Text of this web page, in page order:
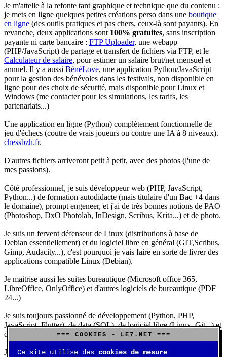
Je m'attelle à la refonte tant graphique et technique que du contenu :
je mets en ligne quelques petites créations perso dans une boutique
en ligne (des outils pratiques et pas chers, ceux-là sont payants). En
revanche, deux applications sont 100% gratuites, sans inscription
payante ni carte bancaire : FTP Uploader, une webapp
(PHP/JavaScript) de partage et transfert de fichiers via FTP, et le
Calculateur de salaire, pour estimer un salaire brut/net mensuel et
annuel. Il y a aussi BénéLove, une application Python/JavaScript
pour la gestion des bénévoles dans les festivals, non disponible en
ligne pour des choix de sécurité, mais disponible pour Linux et
Windows (me contacter pour les simulations, les tarifs, les
partenariats...)
Une application en ligne (Python) complètement fonctionnelle de
jeu d'échecs (coutre de vrais joueurs ou contre une IA à 8 niveaux).
chessbzh.fr.
D'autres fichiers arriveront petit à petit, avec des photos (l'une de
mes passions).
Côté professionnel, je suis développeur web (PHP, JavaScript,
Python...) de formation autodidacte (mais titulaire d'un Bac +4 dans
le domaine), prompt engeneer, et j'ai de très bonnes notions de PAO
(Photoshop, DxO Photolab, InDesign, Scribus, Krita...) et de photo.
Je suis un fervent défenseur de Linux (distributions à base de
Debian essentiellement) et du logiciel libre en général (GIT,Scribus,
Gimp, Audacity...), c'est pourquoi je vais faire en sorte de livrer des
applications compatible Linux (Debian).
Je maitrise aussi les suites bureautique (Microsoft office 365,
LibreOffice, OnlyOffice) et d'autres logiciels de bureautique (PDF
24...)
Je suis toujours passionné de développement (Python, PHP,
JavaScript, Flutter), de data (SQL), de logiciel libre (Linux, Git...) et
d'IA (principalement Claude et DeepSeek).
J'aime jouer, surtout aux jeux de sociétés (Risk, Uno, Scrabble...),
=== COOKIES - LE7.NET ===
Ce site utilise des cookies de mesure